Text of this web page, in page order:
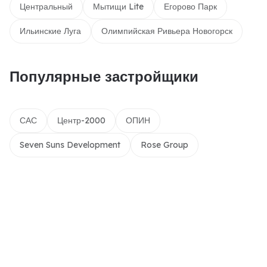
Центральный Мытищи Lite Егорово Парк
Ильинские Луга Олимпийская Ривьера Новогорск
Популярные застройщики
САС Центр-2000 ОПИН
Seven Suns Development Rose Group